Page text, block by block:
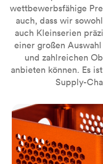
wettbewerbsfähige
auch, dass wir
auch Kleinserien
einer großen
und zahlreichen
anbieten können. Es
Supply-
CNC-Fräsen